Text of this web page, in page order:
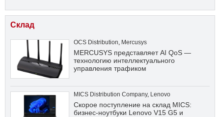
Склад
OCS Distribution, Mercusys
MERCUSYS представляет AI QoS —
технологию интеллектуального
управления трафиком
MICS Distribution Company, Lenovo
Скорое поступление на склад MICS:
бизнес-ноутбуки Lenovo V15 G5 и